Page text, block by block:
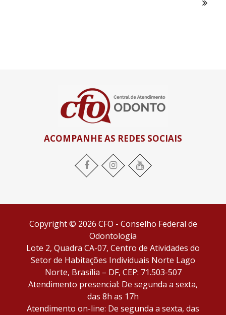
ACOMPANHE AS REDES SOCIAIS
Facebook Instagram YouTube
Copyright © 2026 CFO - Conselho Federal de
Odontologia
Lote 2, Quadra CA-07, Centro de Atividades do
Setor de Habitações Individuais Norte Lago
Norte, Brasília – DF, CEP: 71.503-507
Atendimento presencial: De segunda a sexta,
das 8h as 17h
Atendimento on-line: De segunda a sexta, das